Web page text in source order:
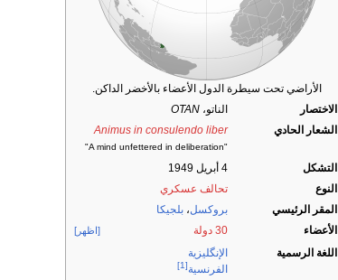
الأراضي تحت سيطرة الدول الأعضاء بالأخضر الداكن.
الاختصار
الناتو، OTAN
الشعار الحادي
Animus in consulendo liber
"A mind unfettered in deliberation"
التشكل
4 أبريل 1949
النوع
تحالف عسكري
المقر الرئيسي
بروكسل، بلجيكا
الأعضاء
30 دولة [اظهر]
اللغة الرسمية
الإنگليزية
الفرنسية[1]